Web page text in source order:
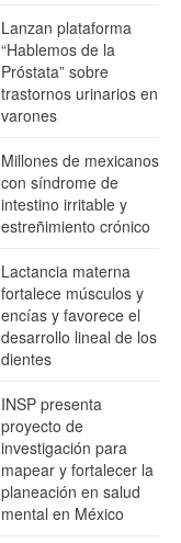
Lanzan plataforma
“Hablemos de la
Próstata” sobre
trastornos urinarios en
varones
Millones de mexicanos
con síndrome de
intestino irritable y
estreñimiento crónico
Lactancia materna
fortalece músculos y
encías y favorece el
desarrollo lineal de los
dientes
INSP presenta
proyecto de
investigación para
mapear y fortalecer la
planeación en salud
mental en México